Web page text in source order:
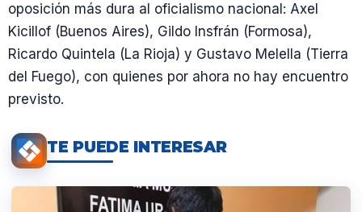
oposición más dura al oficialismo nacional: Axel
Kicillof (Buenos Aires), Gildo Insfrán (Formosa),
Ricardo Quintela (La Rioja) y Gustavo Melella (Tierra
del Fuego), con quienes por ahora no hay encuentro
previsto.
TE PUEDE INTERESAR